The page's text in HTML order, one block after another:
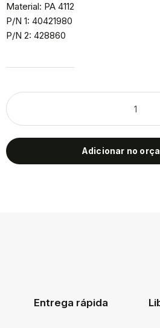
Material: PA 4112
P/N 1: 40421980
P/N 2: 428860
Adicionar no
Entrega rápida